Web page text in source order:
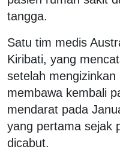
tangga.
Satu tim medis
Kiribati, yang
setelah
membawa kembali
mendarat pada
yang pertama sejak
dicabut.